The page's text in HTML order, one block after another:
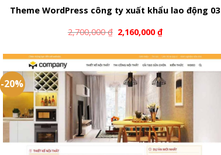
Theme WordPress công ty xuất khẩu lao động 03
2,700,000₫ 2,160,000₫
-20%